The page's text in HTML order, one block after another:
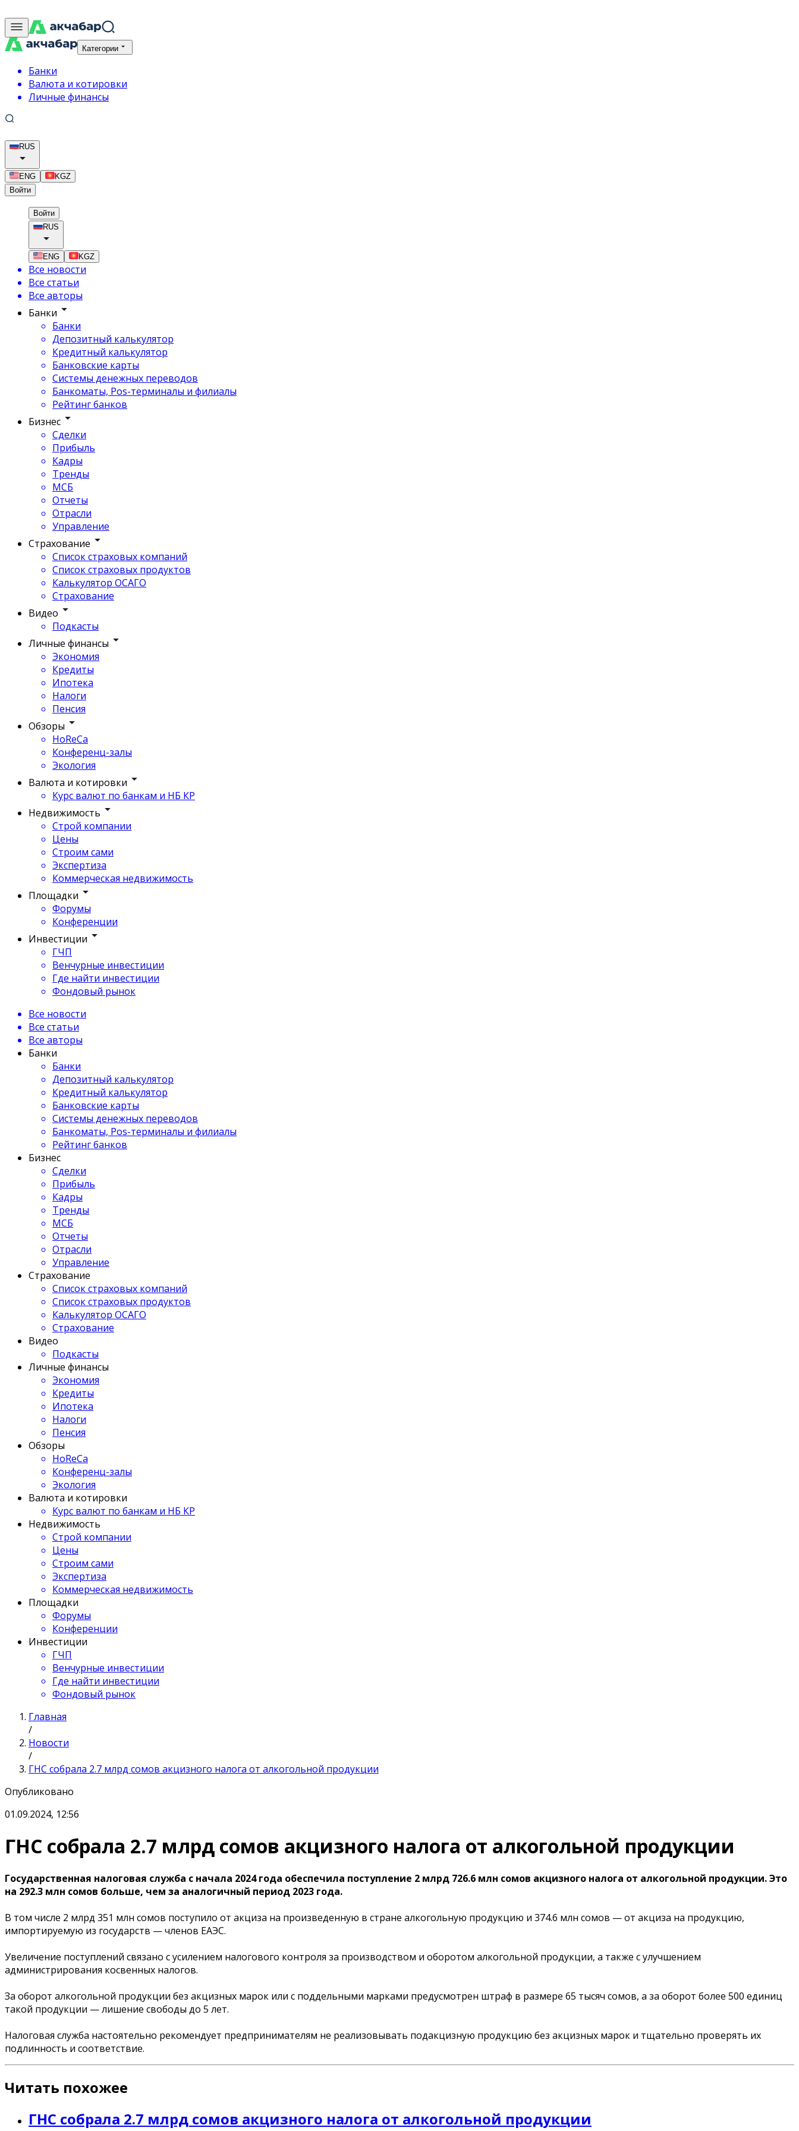
Категории
Банки
Валюта и котировки
Личные финансы
RUS
ENG
KGZ
Войти
Войти
RUS
ENG KGZ
Все новости
Все статьи
Все авторы
Банки
Банки
Депозитный калькулятор
Кредитный калькулятор
Банковские карты
Системы денежных переводов
Банкоматы, Pos-терминалы и филиалы
Рейтинг банков
Бизнес
Сделки
Прибыль
Кадры
Тренды
МСБ
Отчеты
Отрасли
Управление
Страхование
Список страховых компаний
Список страховых продуктов
Калькулятор ОСАГО
Страхование
Видео
Подкасты
Личные финансы
Экономия
Кредиты
Ипотека
Налоги
Пенсия
Обзоры
HoReCa
Конференц-залы
Экология
Валюта и котировки
Курс валют по банкам и НБ КР
Недвижимость
Строй компании
Цены
Строим сами
Экспертиза
Коммерческая недвижимость
Площадки
Форумы
Конференции
Инвестиции
ГЧП
Венчурные инвестиции
Где найти инвестиции
Фондовый рынок
Все новости
Все статьи
Все авторы
Банки
Банки
Депозитный калькулятор
Кредитный калькулятор
Банковские карты
Системы денежных переводов
Банкоматы, Pos-терминалы и филиалы
Рейтинг банков
Бизнес
Сделки
Прибыль
Кадры
Тренды
МСБ
Отчеты
Отрасли
Управление
Страхование
Список страховых компаний
Список страховых продуктов
Калькулятор ОСАГО
Страхование
Видео
Подкасты
Личные финансы
Экономия
Кредиты
Ипотека
Налоги
Пенсия
Обзоры
HoReCa
Конференц-залы
Экология
Валюта и котировки
Курс валют по банкам и НБ КР
Недвижимость
Строй компании
Цены
Строим сами
Экспертиза
Коммерческая недвижимость
Площадки
Форумы
Конференции
Инвестиции
ГЧП
Венчурные инвестиции
Где найти инвестиции
Фондовый рынок
Главная
/
Новости
/
ГНС собрала 2.7 млрд сомов акцизного налога от алкогольной продукции
Опубликовано
01.09.2024, 12:56
ГНС собрала 2.7 млрд сомов акцизного налога от алкогольной продукции
Государственная налоговая служба с начала 2024 года обеспечила поступление 2 млрд 726.6 млн сомов акцизного налога от алкогольной продукции. Это
на 292.3 млн сомов больше, чем за аналогичный период 2023 года.
В том числе 2 млрд 351 млн сомов поступило от акциза на произведенную в стране алкогольную продукцию и 374.6 млн сомов — от акциза на продукцию,
импортируемую из государств — членов ЕАЭС.
Увеличение поступлений связано с усилением налогового контроля за производством и оборотом алкогольной продукции, а также с улучшением
администрирования косвенных налогов.
За оборот алкогольной продукции без акцизных марок или с поддельными марками предусмотрен штраф в размере 65 тысяч сомов, а за оборот более 500 единиц
такой продукции — лишение свободы до 5 лет.
Налоговая служба настоятельно рекомендует предпринимателям не реализовывать подакцизную продукцию без акцизных марок и тщательно проверять их
подлинность и соответствие.
Читать похожее
ГНС собрала 2.7 млрд сомов акцизного налога от алкогольной продукции